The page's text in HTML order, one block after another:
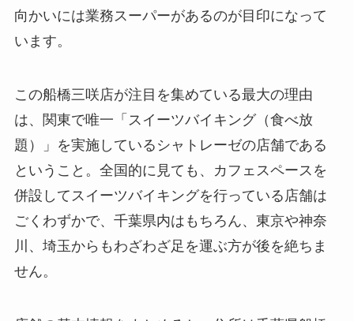
向かいには業務スーパーがあるのが目印になって
います。
この船橋三咲店が注目を集めている最大の理由
は、関東で唯一「スイーツバイキング（食べ放
題）」を実施しているシャトレーゼの店舗である
ということ。全国的に見ても、カフェスペースを
併設してスイーツバイキングを行っている店舗は
ごくわずかで、千葉県内はもちろん、東京や神奈
川、埼玉からもわざわざ足を運ぶ方が後を絶ちま
せん。